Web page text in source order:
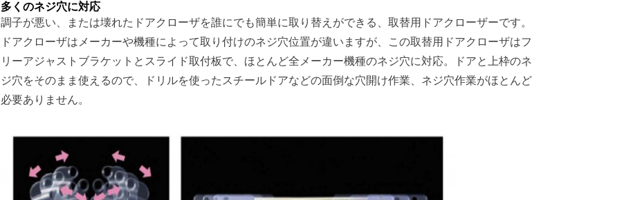
多くのネジ穴に対応
調子が悪い、または壊れたドアクローザを誰にでも簡単に取り替えができる、取替用ドアクローザーです。
ドアクローザはメーカーや機種によって取り付けのネジ穴位置が違いますが、この取替用ドアクローザはフ
リーアジャストブラケットとスライド取付板で、ほとんど全メーカー機種のネジ穴に対応。ドアと上枠のネ
ジ穴をそのまま使えるので、ドリルを使ったスチールドアなどの面倒な穴開け作業、ネジ穴作業がほとんど
必要ありません。